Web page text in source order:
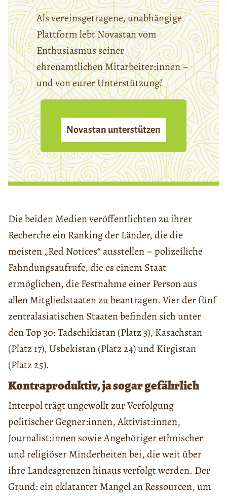
Als vereinsgetragene, unabhängige
Plattform lebt Novastan vom
Enthusiasmus seiner
ehrenamtlichen Mitarbeiter:innen –
und von eurer Unterstützung!
Novastan unterstützen
Die beiden Medien veröffentlichten zu ihrer
Recherche ein Ranking der Länder, die die
meisten „Red Notices“ ausstellen – polizeiliche
Fahndungsaufrufe, die es einem Staat
ermöglichen, die Festnahme einer Person aus
allen Mitgliedstaaten zu beantragen. Vier der fünf
zentralasiatischen Staaten befinden sich unter
den Top 30: Tadschikistan (Platz 3), Kasachstan
(Platz 17), Usbekistan (Platz 24) und Kirgistan
(Platz 25).
Kontraproduktiv, ja sogar gefährlich
Interpol trägt ungewollt zur Verfolgung
politischer Gegner:innen, Aktivist:innen,
Journalist:innen sowie Angehöriger ethnischer
und religiöser Minderheiten bei, die weit über
ihre Landesgrenzen hinaus verfolgt werden. Der
Grund: ein eklatanter Mangel an Ressourcen, um